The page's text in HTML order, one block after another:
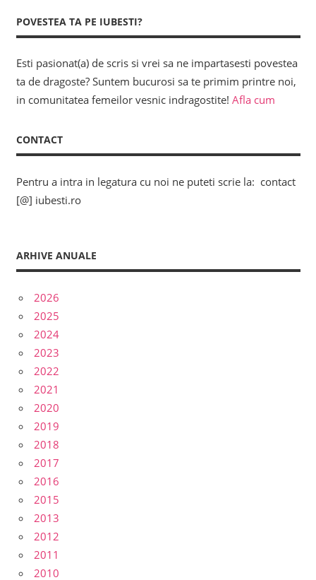
POVESTEA TA PE IUBESTI?
Esti pasionat(a) de scris si vrei sa ne impartasesti povestea
ta de dragoste? Suntem bucurosi sa te primim printre noi,
in comunitatea femeilor vesnic indragostite! Afla cum
CONTACT
Pentru a intra in legatura cu noi ne puteti scrie la: contact
[@] iubesti.ro
ARHIVE ANUALE
2026
2025
2024
2023
2022
2021
2020
2019
2018
2017
2016
2015
2013
2012
2011
2010